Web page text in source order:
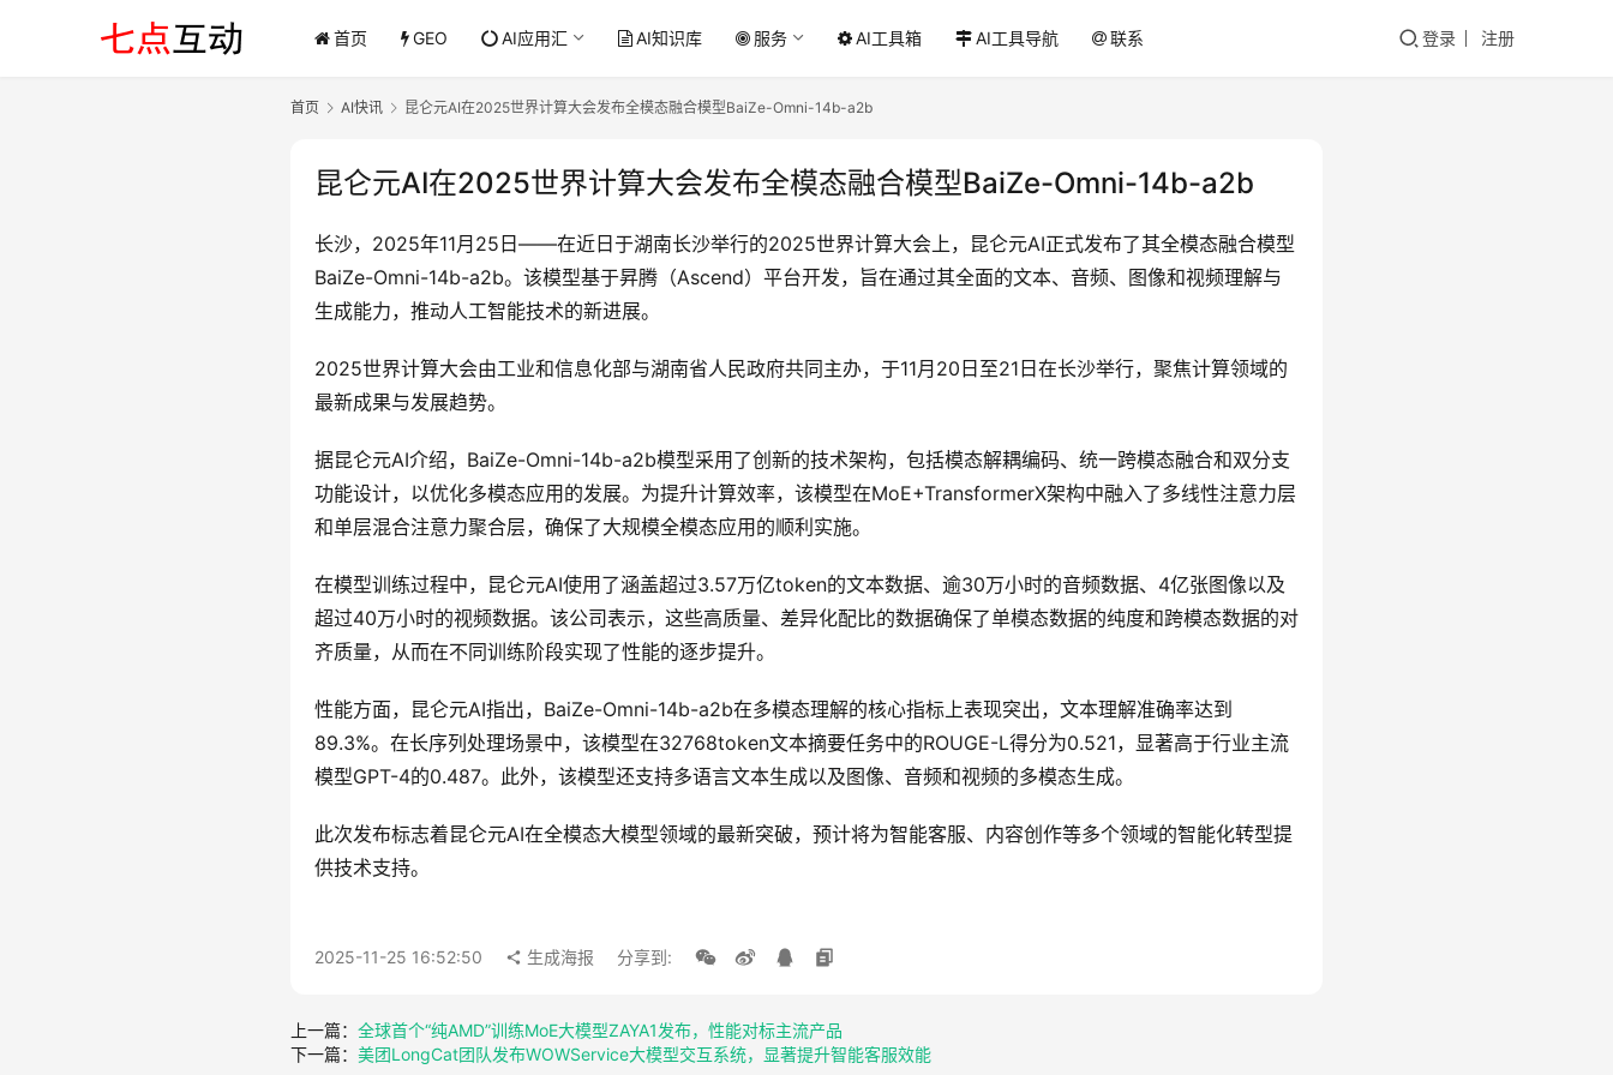
首页 GEO AI应用汇 AI知识库 服务 AI工具箱 AI工具导航 联系 登录 注册
首页 AI快讯 昆仑元AI在2025世界计算大会发布全模态融合模型BaiZe-Omni-14b-a2b
昆仑元AI在2025世界计算大会发布全模态融合模型BaiZe-Omni-14b-a2b
长沙，2025年11月25日——在近日于湖南长沙举行的2025世界计算大会上，昆仑元AI正式发布了其全模态融合模型
BaiZe-Omni-14b-a2b。该模型基于昇腾（Ascend）平台开发，旨在通过其全面的文本、音频、图像和视频理解与
生成能力，推动人工智能技术的新进展。
2025世界计算大会由工业和信息化部与湖南省人民政府共同主办，于11月20日至21日在长沙举行，聚焦计算领域的
最新成果与发展趋势。
据昆仑元AI介绍，BaiZe-Omni-14b-a2b模型采用了创新的技术架构，包括模态解耦编码、统一跨模态融合和双分支
功能设计，以优化多模态应用的发展。为提升计算效率，该模型在MoE+TransformerX架构中融入了多线性注意力层
和单层混合注意力聚合层，确保了大规模全模态应用的顺利实施。
在模型训练过程中，昆仑元AI使用了涵盖超过3.57万亿token的文本数据、逾30万小时的音频数据、4亿张图像以及
超过40万小时的视频数据。该公司表示，这些高质量、差异化配比的数据确保了单模态数据的纯度和跨模态数据的对
齐质量，从而在不同训练阶段实现了性能的逐步提升。
性能方面，昆仑元AI指出，BaiZe-Omni-14b-a2b在多模态理解的核心指标上表现突出，文本理解准确率达到
89.3%。在长序列处理场景中，该模型在32768token文本摘要任务中的ROUGE-L得分为0.521，显著高于行业主流
模型GPT-4的0.487。此外，该模型还支持多语言文本生成以及图像、音频和视频的多模态生成。
此次发布标志着昆仑元AI在全模态大模型领域的最新突破，预计将为智能客服、内容创作等多个领域的智能化转型提
供技术支持。
2025-11-25 16:52:50 生成海报 分享到:
上一篇： 全球首个“纯AMD”训练MoE大模型ZAYA1发布，性能对标主流产品
下一篇： 美团LongCat团队发布WOWService大模型交互系统，显著提升智能客服效能